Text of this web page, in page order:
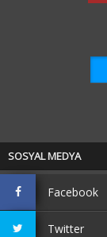
SOSYAL MEDYA
Facebook
Twitter